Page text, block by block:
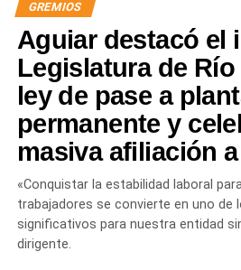
GREMIOS
Aguiar destacó el
Legislatura de
ley de pase a
permanente y
masiva afiliación a
«Conquistar la estabilidad laboral
trabajadores se convierte en uno de
significativos para nuestra entidad
dirigente.